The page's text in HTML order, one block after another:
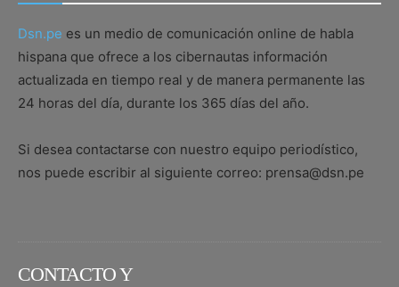
Dsn.pe es un medio de comunicación online de habla
hispana que ofrece a los cibernautas información
actualizada en tiempo real y de manera permanente las
24 horas del día, durante los 365 días del año.
Si desea contactarse con nuestro equipo periodístico,
nos puede escribir al siguiente correo: prensa@dsn.pe
CONTACTO Y